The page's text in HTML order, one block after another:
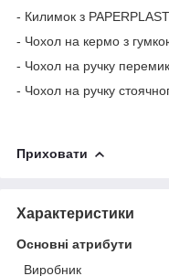
- Килимок з
- Чохол на кермо з
- Чохол на ручку
- Чохол на ручку
Приховати
Характеристики
Основні атрибути
Виробник